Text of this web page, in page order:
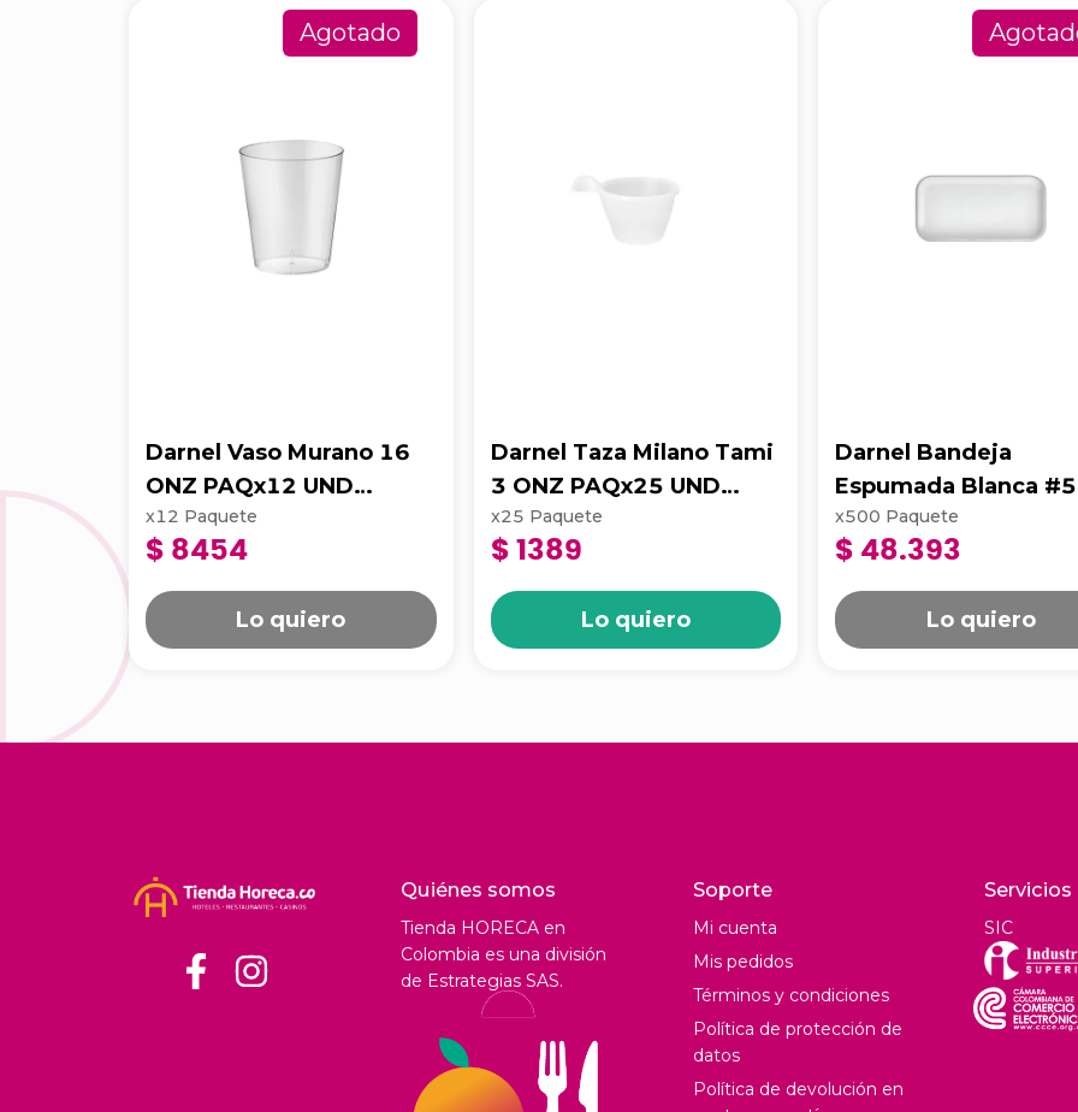
Agotado
Darnel Vaso Murano 16
ONZ PAQx12 UND
D641600
x12 Paquete
$ 8454
Lo quiero
Darnel Taza Milano Tami
3 ONZ PAQx25 UND
D680302
x25 Paquete
$ 1389
Lo quiero
Darnel Bandeja
Espumada Blanca #5
Profundidad 1.3 cm
Paquete x 500 Und
D200501
x500 Paquete
$ 48.393
Lo quiero
Quiénes somos
Tienda HORECA en
Colombia es una división
de Estrategias SAS.
Soporte
Mi cuenta
Mis pedidos
Términos y condiciones
Política de protección de
datos
Política de devolución en
Servicios
SIC